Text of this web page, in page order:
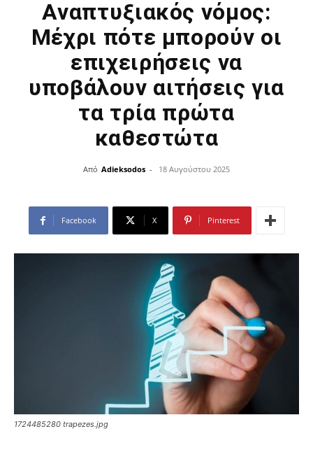
Αναπτυξιακός νόμος:
Μέχρι πότε μπορούν οι
επιχειρήσεις να
υποβάλουν αιτήσεις για
τα τρία πρώτα
καθεστώτα
Από Adieksodos - 18 Αυγούστου 2025
Facebook X Pinterest
1724485280 trapezes.jpg